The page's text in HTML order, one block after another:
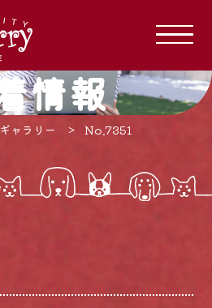
情報
ギャラリー No.7351